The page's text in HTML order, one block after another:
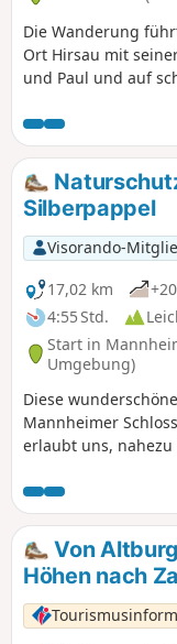
Die Wanderung
Ort Hirsau mit
und Paul und auf
Silberpappel
Visorando-
17,02 km
4:55 Std.
Start in
Umgebung)
Diese
Mannheimer
erlaubt uns, nahezu
am Rheinufer eine
Wasser zu kühlen.
aufgeräumt ist,
Bannwald, der sich
die Schließzeiten
Von
Höhen nach